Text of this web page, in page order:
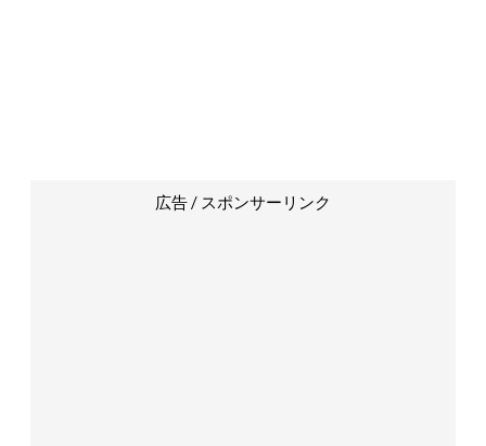
広告 / スポンサーリンク